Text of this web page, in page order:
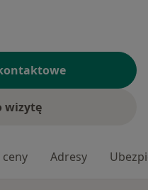
wizytę
ceny Adresy